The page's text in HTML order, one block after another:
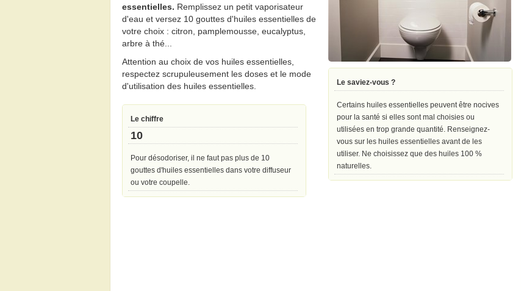
Le saviez-vous ?
Certains huiles essentielles peuvent être nocives
pour la santé si elles sont mal choisies ou
utilisées en trop grande quantité. Renseignez-
vous sur les huiles essentielles avant de les
utiliser. Ne choisissez que des huiles 100 %
naturelles.
essentielles. Remplissez un petit vaporisateur
d'eau et versez 10 gouttes d'huiles essentielles de
votre choix : citron, pamplemousse, eucalyptus,
arbre à thé...
Attention au choix de vos huiles essentielles,
respectez scrupuleusement les doses et le mode
d'utilisation des huiles essentielles.
Le chiffre
10
Pour désodoriser, il ne faut pas plus de 10
gouttes d'huiles essentielles dans votre diffuseur
ou votre coupelle.